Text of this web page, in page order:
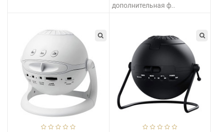
дополнительная ф..